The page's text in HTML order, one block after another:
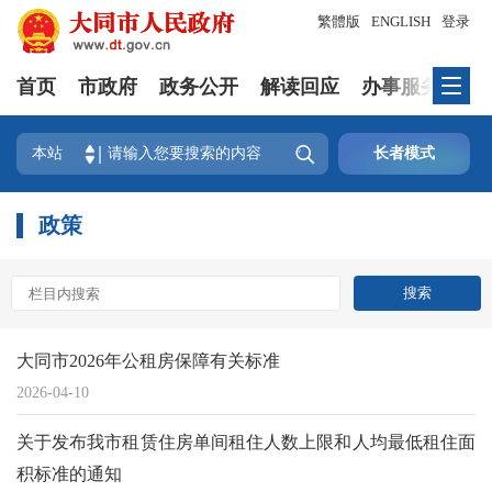
登录
繁體版 ENGLISH
首页 市政府 政务公开 解读回应 办事服务
本站  长者模式
政策
大同市2026年公租房保障有关标准
2026-04-10
关于发布我市租赁住房单间租住人数上限和人均最低租住面
积标准的通知